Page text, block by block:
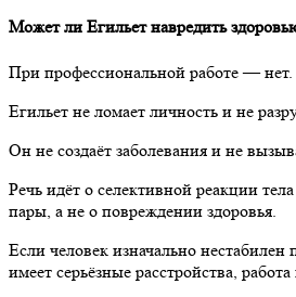
Может ли Егильет навредить
При профессиональной работе — нет.
Егильет не ломает личность и не
Он не создаёт заболевания и не
Речь идёт о селективной реакции
пары, а не о повреждении здоровья.
Если человек изначально
имеет серьёзные расстройства,